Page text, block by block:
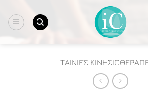
στο
περιεχόμενο
ΤΑΙΝΙΕΣ